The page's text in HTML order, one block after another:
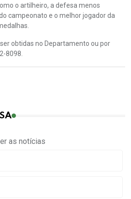
o artilheiro, a defesa menos
campeonato e o melhor jogador da
obtidas no Departamento ou por
8098.
as notícias